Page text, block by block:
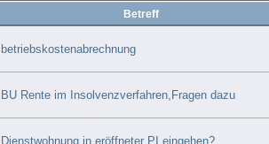
Betreff
betriebskostenabrechnung
BU Rente im Insolvenzverfahren,Fragen dazu
Dienstwohnung in eröffneter PI eingehen?